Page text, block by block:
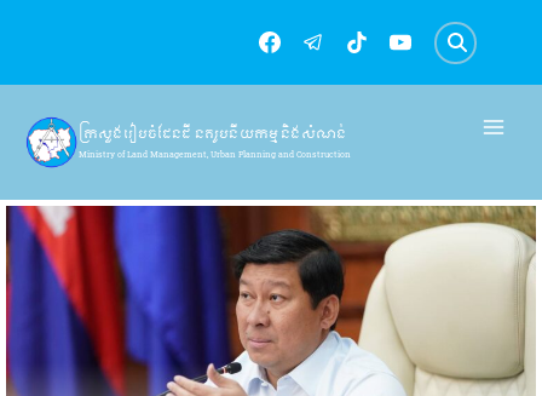
content
ក្រសួងរៀបចំដែនដី នគរូបនីយកម្ម និងសំណង់
Ministry of Land Management, Urban Planning and Construction